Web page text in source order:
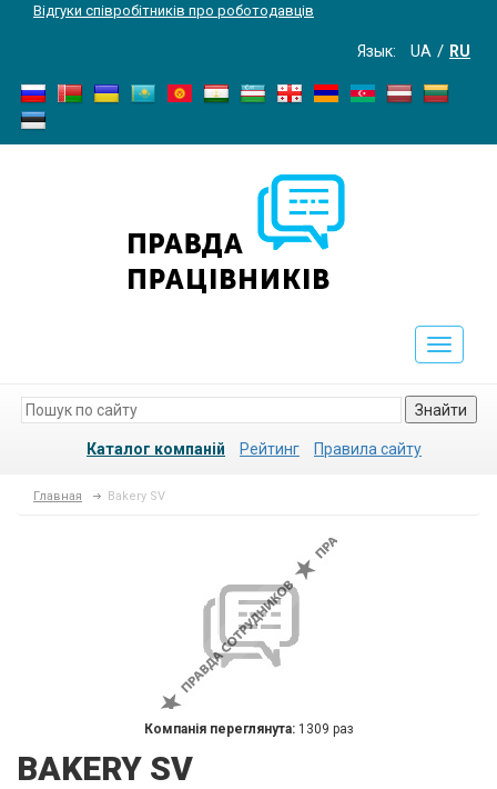
Відгуки співробітників про роботодавців
Язык: UA RU
Toggle
Знайти
Каталог компаній Рейтинг Правила сайту
Главная Bakery SV
Компанія переглянута: 1309 раз
BAKERY SV